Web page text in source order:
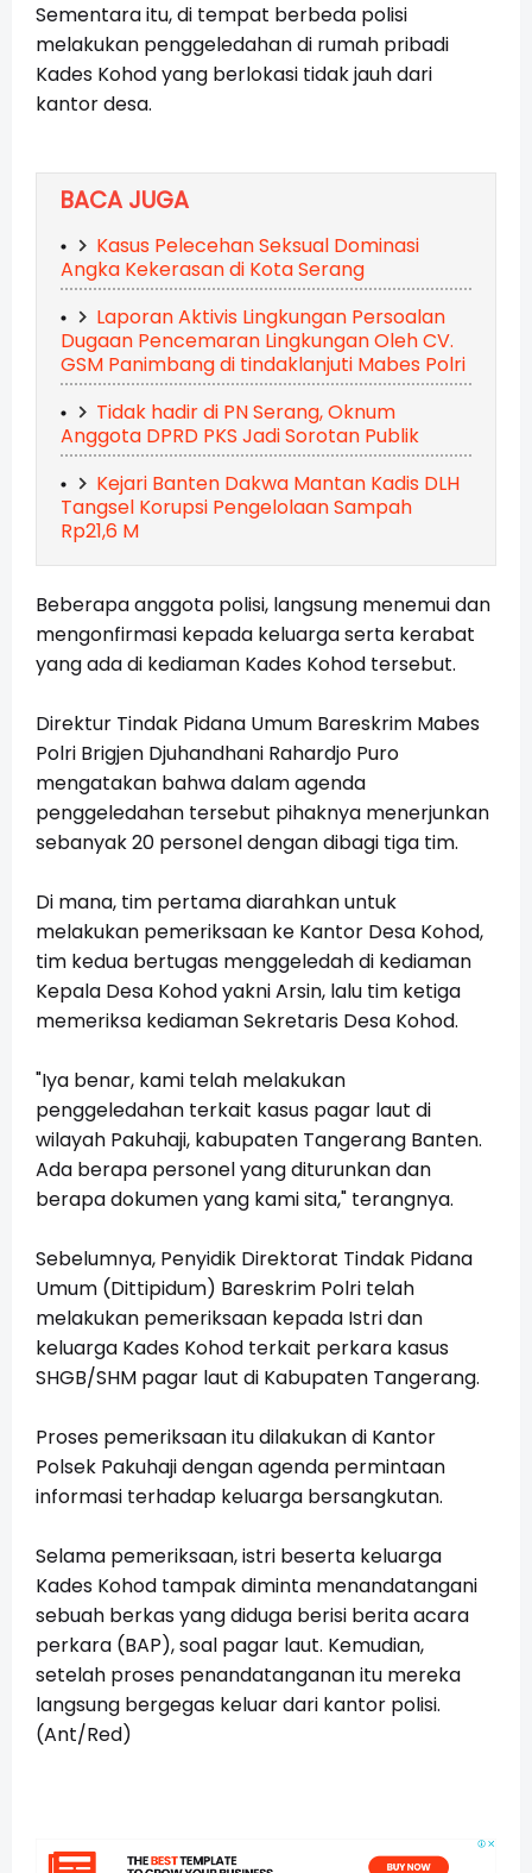
Sementara itu, di tempat berbeda polisi
melakukan penggeledahan di rumah pribadi
Kades Kohod yang berlokasi tidak jauh dari
kantor desa.
BACA JUGA
Kasus Pelecehan Seksual Dominasi
Angka Kekerasan di Kota Serang
Laporan Aktivis Lingkungan Persoalan
Dugaan Pencemaran Lingkungan Oleh CV.
GSM Panimbang di tindaklanjuti Mabes Polri
Tidak hadir di PN Serang, Oknum
Anggota DPRD PKS Jadi Sorotan Publik
Kejari Banten Dakwa Mantan Kadis DLH
Tangsel Korupsi Pengelolaan Sampah
Rp21,6 M
Beberapa anggota polisi, langsung menemui dan
mengonfirmasi kepada keluarga serta kerabat
yang ada di kediaman Kades Kohod tersebut.
Direktur Tindak Pidana Umum Bareskrim Mabes
Polri Brigjen Djuhandhani Rahardjo Puro
mengatakan bahwa dalam agenda
penggeledahan tersebut pihaknya menerjunkan
sebanyak 20 personel dengan dibagi tiga tim.
Di mana, tim pertama diarahkan untuk
melakukan pemeriksaan ke Kantor Desa Kohod,
tim kedua bertugas menggeledah di kediaman
Kepala Desa Kohod yakni Arsin, lalu tim ketiga
memeriksa kediaman Sekretaris Desa Kohod.
"Iya benar, kami telah melakukan
penggeledahan terkait kasus pagar laut di
wilayah Pakuhaji, kabupaten Tangerang Banten.
Ada berapa personel yang diturunkan dan
berapa dokumen yang kami sita," terangnya.
Sebelumnya, Penyidik Direktorat Tindak Pidana
Umum (Dittipidum) Bareskrim Polri telah
melakukan pemeriksaan kepada Istri dan
keluarga Kades Kohod terkait perkara kasus
SHGB/SHM pagar laut di Kabupaten Tangerang.
Proses pemeriksaan itu dilakukan di Kantor
Polsek Pakuhaji dengan agenda permintaan
informasi terhadap keluarga bersangkutan.
Selama pemeriksaan, istri beserta keluarga
Kades Kohod tampak diminta menandatangani
sebuah berkas yang diduga berisi berita acara
perkara (BAP), soal pagar laut. Kemudian,
setelah proses penandatanganan itu mereka
langsung bergegas keluar dari kantor polisi.
(Ant/Red)